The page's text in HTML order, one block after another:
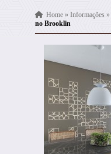
Home» Informações »
no Brooklin